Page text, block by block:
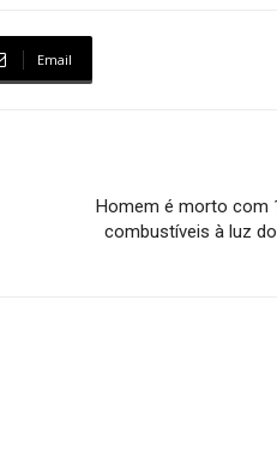
Email
Homem é morto com
combustíveis à luz